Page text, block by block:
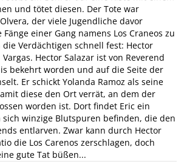
und tötet diesen. Der Tote war
der viele Jugendliche davor
einer Gang namens Los Craneos zu
die Verdächtigen schnell fest: Hector
Hector Salazar ist von Reverend
bekehrt worden und auf die Seite der
Er schickt Yolanda Ramoz als seine
diese den Ort verrät, an dem der
worden ist. Dort findet Eric ein
winzige Blutspuren befinden, die den
entlarven. Zwar kann durch Hector
die Los Carenos zerschlagen, doch
gute Tat büßen...